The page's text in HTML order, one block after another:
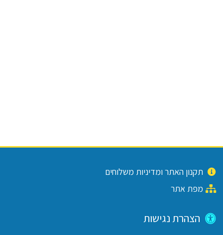
תקנון האתר ומדיניות משלוחים
מפת אתר
הצהרת נגישות